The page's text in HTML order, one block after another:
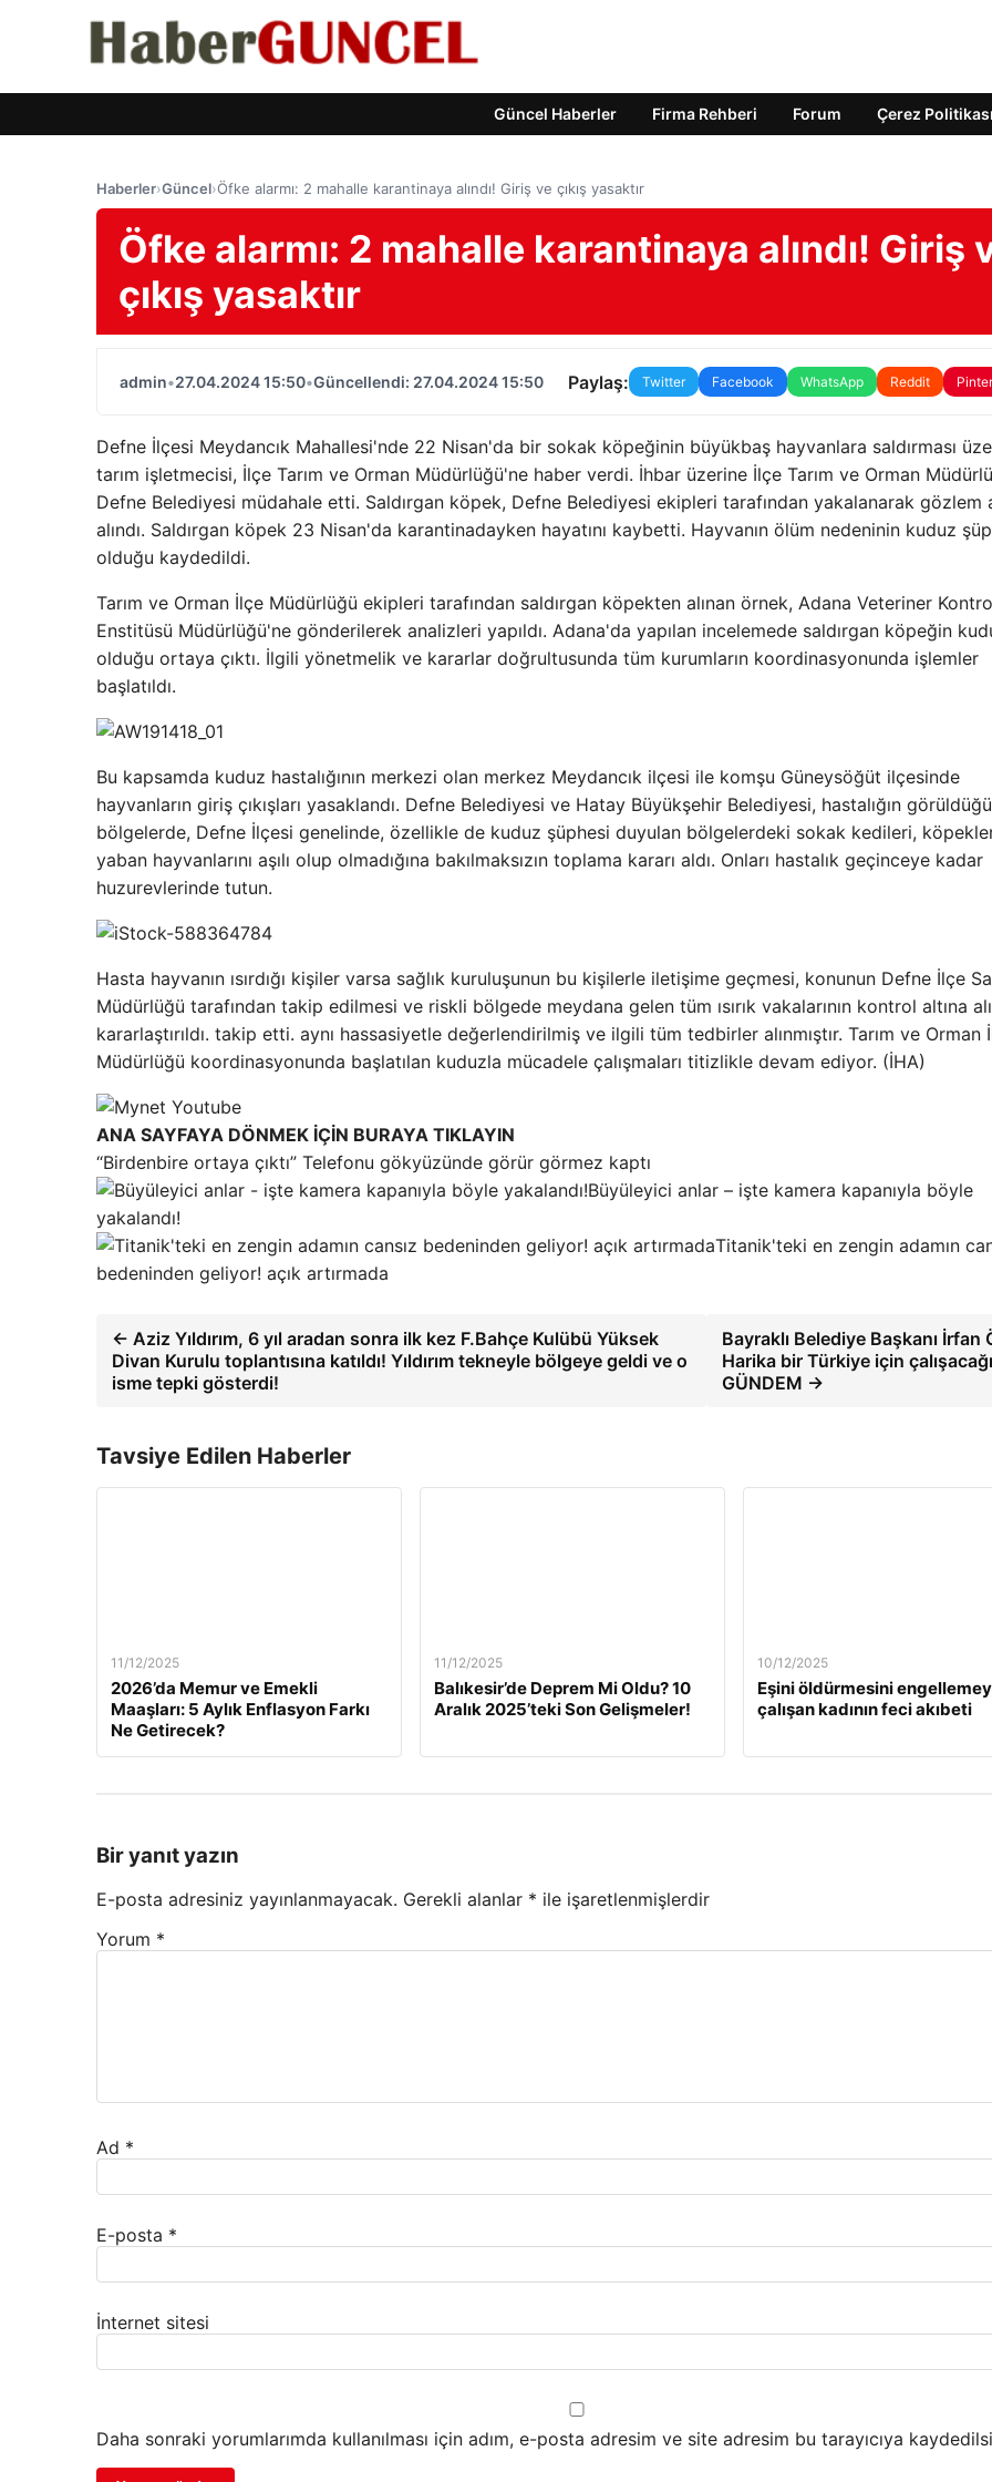
Güncel Haberler Firma Rehberi Forum Çerez Politikası
Haberler›Güncel›Öfke alarmı: 2 mahalle karantinaya alındı! Giriş ve çıkış yasaktır
Öfke alarmı: 2 mahalle karantinaya alındı! Giriş
çıkış yasaktır
admin•27.04.2024 15:50•Güncellendi: 27.04.2024 15:50 Paylaş: Twitter Facebook WhatsApp Reddit
Defne İlçesi Meydancık Mahallesi'nde 22 Nisan'da bir sokak köpeğinin büyükbaş hayvanlara saldırması
tarım işletmecisi, İlçe Tarım ve Orman Müdürlüğü'ne haber verdi. İhbar üzerine İlçe Tarım ve Orman
Defne Belediyesi müdahale etti. Saldırgan köpek, Defne Belediyesi ekipleri tarafından yakalanarak gözlem
alındı. Saldırgan köpek 23 Nisan'da karantinadayken hayatını kaybetti. Hayvanın ölüm nedeninin kuduz
olduğu kaydedildi.
Tarım ve Orman İlçe Müdürlüğü ekipleri tarafından saldırgan köpekten alınan örnek, Adana Veteriner
Enstitüsü Müdürlüğü'ne gönderilerek analizleri yapıldı. Adana'da yapılan incelemede saldırgan köpeğin
olduğu ortaya çıktı. İlgili yönetmelik ve kararlar doğrultusunda tüm kurumların koordinasyonunda işlemler
başlatıldı.
Bu kapsamda kuduz hastalığının merkezi olan merkez Meydancık ilçesi ile komşu Güneysöğüt ilçesinde
hayvanların giriş çıkışları yasaklandı. Defne Belediyesi ve Hatay Büyükşehir Belediyesi, hastalığın görüldüğü
bölgelerde, Defne İlçesi genelinde, özellikle de kuduz şüphesi duyulan bölgelerdeki sokak kedileri,
yaban hayvanlarını aşılı olup olmadığına bakılmaksızın toplama kararı aldı. Onları hastalık geçinceye kadar
huzurevlerinde tutun.
Hasta hayvanın ısırdığı kişiler varsa sağlık kuruluşunun bu kişilerle iletişime geçmesi, konunun Defne İlçe
Müdürlüğü tarafından takip edilmesi ve riskli bölgede meydana gelen tüm ısırık vakalarının kontrol altına
kararlaştırıldı. takip etti. aynı hassasiyetle değerlendirilmiş ve ilgili tüm tedbirler alınmıştır. Tarım ve Orman
Müdürlüğü koordinasyonunda başlatılan kuduzla mücadele çalışmaları titizlikle devam ediyor. (İHA)
ANA SAYFAYA DÖNMEK İÇİN BURAYA TIKLAYIN
“Birdenbire ortaya çıktı” Telefonu gökyüzünde görür görmez kaptı
Büyüleyici anlar – işte kamera kapanıyla böyle
yakalandı!
Titanik'teki en zengin adamın
bedeninden geliyor! açık artırmada
← Aziz Yıldırım, 6 yıl aradan sonra ilk kez F.Bahçe Kulübü Yüksek
Divan Kurulu toplantısına katıldı! Yıldırım tekneyle bölgeye geldi ve o
isme tepki gösterdi!
Bayraklı Belediye Başkanı İrfan
Harika bir Türkiye için
GÜNDEM →
Tavsiye Edilen Haberler
11/12/2025
2026’da Memur ve Emekli
Maaşları: 5 Aylık Enflasyon Farkı
Ne Getirecek?
11/12/2025
Balıkesir’de Deprem Mi Oldu? 10
Aralık 2025’teki Son Gelişmeler!
10/12/2025
Eşini öldürmesini
çalışan kadının feci akıbeti
Bir yanıt yazın
E-posta adresiniz yayınlanmayacak. Gerekli alanlar * ile işaretlenmişlerdir
Yorum *
Ad *
E-posta *
İnternet sitesi
Daha sonraki yorumlarımda kullanılması için adım, e-posta adresim ve site adresim bu tarayıcıya